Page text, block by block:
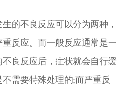
不良反应可以分为两种，
反应。而一般反应通常是一
良反应后，症状就会自行缓
需要特殊处理的;而严重反